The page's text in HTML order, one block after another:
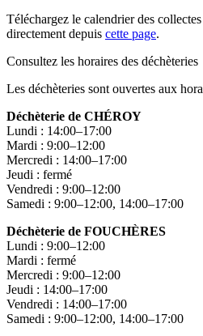
Téléchargez le calendrier des
directement depuis cette page.
Consultez les horaires des déchèteries
Les déchèteries sont ouvertes aux
Déchèterie de CHÉROY
Lundi : 14:00–17:00
Mardi : 9:00–12:00
Mercredi : 14:00–17:00
Jeudi : fermé
Vendredi : 9:00–12:00
Samedi : 9:00–12:00, 14:00–17:00
Déchèterie de FOUCHÈRES
Lundi : 9:00–12:00
Mardi : fermé
Mercredi : 9:00–12:00
Jeudi : 14:00–17:00
Vendredi : 14:00–17:00
Samedi : 9:00–12:00, 14:00–17:00